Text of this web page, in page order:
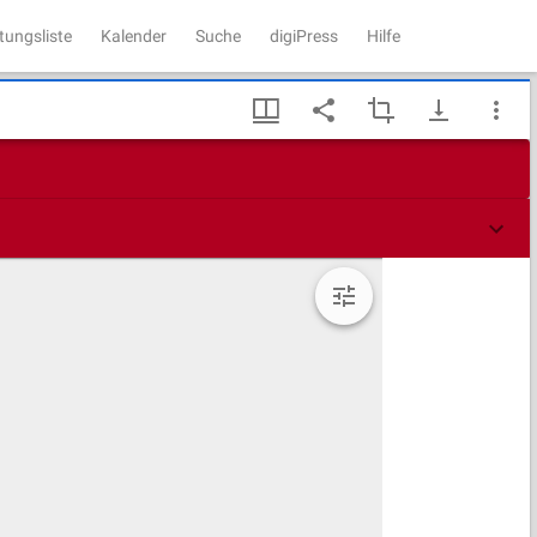
Kalender Suche digiPress Hilfe